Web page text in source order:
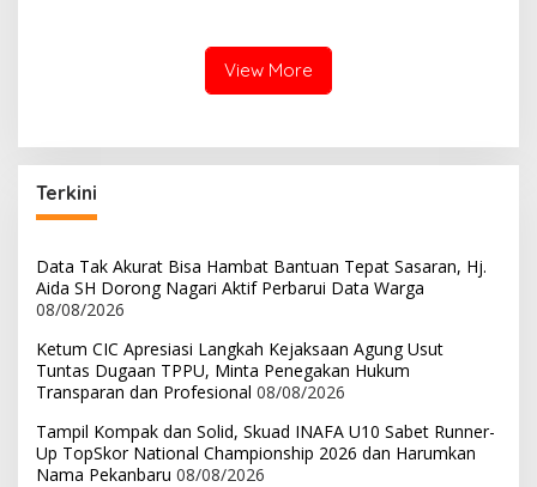
View More
Terkini
Data Tak Akurat Bisa Hambat Bantuan Tepat Sasaran, Hj.
Aida SH Dorong Nagari Aktif Perbarui Data Warga
08/08/2026
Ketum CIC Apresiasi Langkah Kejaksaan Agung Usut
Tuntas Dugaan TPPU, Minta Penegakan Hukum
Transparan dan Profesional 08/08/2026
Tampil Kompak dan Solid, Skuad INAFA U10 Sabet Runner-
Up TopSkor National Championship 2026 dan Harumkan
Nama Pekanbaru 08/08/2026